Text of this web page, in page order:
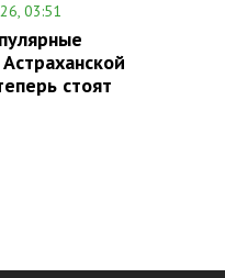
03:51
стоят